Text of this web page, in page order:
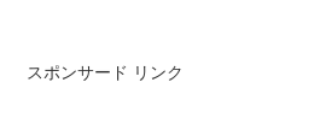
スポンサード リンク